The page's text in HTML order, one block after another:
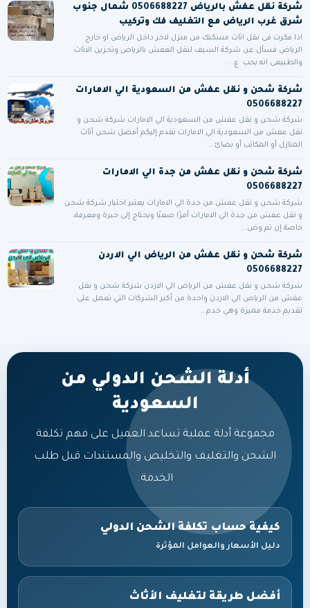
شركة نقل عفش بالرياض 0506688227 شمال جنوب
شرق غرب الرياض مع التغليف فك وتركيب
اذا فكرت فى نقل اثاث مسكنك من منزل لاخر داخل الرياض او خارج
الرياض فسأل عن شركة السيف لنقل العفش بالرياض وتخزين الاثاث
والطبيعى انه يجب ع...
شركة شحن و نقل عفش من السعودية الي الامارات
0506688227
شركة شحن و نقل عفش من السعودية الي الامارات شركة شحن و
نقل عفش من السعودية الي الامارات تقدم إليكم أفضل شحن أثاث
المنازل أو المكاتب أو بضائ...
شركة شحن و نقل عفش من جدة الي الامارات
0506688227
شركة شحن و نقل عفش من جدة الي الامارات يعتبر اختيار شركة شحن
و نقل عفش من جدة الي الامارات أمرًا صعبًا ويحتاج إلى خبرة ومعرفة،
خاصة إن تم وض...
شركة شحن و نقل عفش من الرياض الي الاردن
0506688227
شركة شحن و نقل عفش من الرياض الي الاردن شركة شحن و نقل
عفش من الرياض الي الاردن واحدة من أكبر الشركات التي تعمل على
تقديم خدمة مميزة وهي خدم...
أدلة الشحن الدولي من
السعودية
مجموعة أدلة عملية تساعد العميل على فهم تكلفة
الشحن والتغليف والتخليص والمستندات قبل طلب
الخدمة.
كيفية حساب تكلفة الشحن الدولي
دليل الأسعار والعوامل المؤثرة
أفضل طريقة لتغليف الأثاث